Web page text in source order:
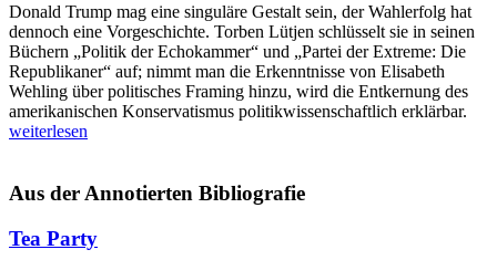
Donald Trump mag eine singuläre Gestalt sein, der Wahlerfolg hat
dennoch eine Vorgeschichte. Torben Lütjen schlüsselt sie in seinen
Büchern „Politik der Echokammer“ und „Partei der Extreme: Die
Republikaner“ auf; nimmt man die Erkenntnisse von Elisabeth
Wehling über politisches Framing hinzu, wird die Entkernung des
amerikanischen Konservatismus politikwissenschaftlich erklärbar.
weiterlesen
Aus der Annotierten Bibliografie
Tea Party